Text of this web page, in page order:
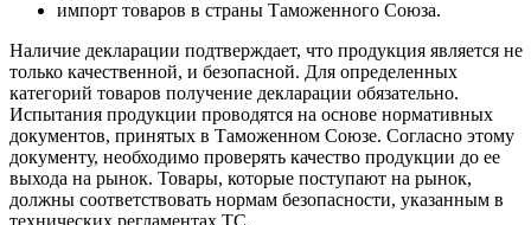
импорт товаров в страны Таможенного Союза.
Наличие декларации подтверждает, что продукция является не
только качественной, и безопасной. Для определенных
категорий товаров получение декларации обязательно.
Испытания продукции проводятся на основе нормативных
документов, принятых в Таможенном Союзе. Согласно этому
документу, необходимо проверять качество продукции до ее
выхода на рынок. Товары, которые поступают на рынок,
должны соответствовать нормам безопасности, указанным в
технических регламентах ТС.